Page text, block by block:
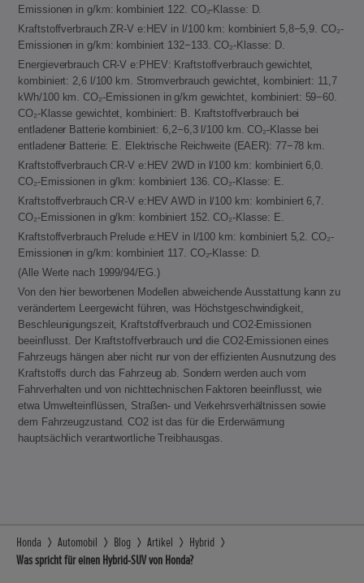
Emissionen in g/km: kombiniert 122. CO₂-Klasse: D.
Kraftstoffverbrauch ZR-V e:HEV in l/100 km: kombiniert 5,8−5,9. CO₂-
Emissionen in g/km: kombiniert 132−133. CO₂-Klasse: D.
Energieverbrauch CR-V e:PHEV: Kraftstoffverbrauch gewichtet,
kombiniert: 2,6 l/100 km. Stromverbrauch gewichtet, kombiniert: 11,7
kWh/100 km. CO₂-Emissionen in g/km gewichtet, kombiniert: 59−60.
CO₂-Klasse gewichtet, kombiniert: B. Kraftstoffverbrauch bei
entladener Batterie kombiniert: 6,2−6,3 l/100 km. CO₂-Klasse bei
entladener Batterie: E. Elektrische Reichweite (EAER): 77−78 km.
Kraftstoffverbrauch CR-V e:HEV 2WD in l/100 km: kombiniert 6,0.
CO₂-Emissionen in g/km: kombiniert 136. CO₂-Klasse: E.
Kraftstoffverbrauch CR-V e:HEV AWD in l/100 km: kombiniert 6,7.
CO₂-Emissionen in g/km: kombiniert 152. CO₂-Klasse: E.
Kraftstoffverbrauch Prelude e:HEV in l/100 km: kombiniert 5,2. CO₂-
Emissionen in g/km: kombiniert 117. CO₂-Klasse: D.
(Alle Werte nach 1999/94/EG.)
Von den hier beworbenen Modellen abweichende Ausstattung kann zu
verändertem Leergewicht führen, was Höchstgeschwindigkeit,
Beschleunigungszeit, Kraftstoffverbrauch und CO2-Emissionen
beeinflusst. Der Kraftstoffverbrauch und die CO2-Emissionen eines
Fahrzeugs hängen aber nicht nur von der effizienten Ausnutzung des
Kraftstoffs durch das Fahrzeug ab. Sondern werden auch vom
Fahrverhalten und von nichttechnischen Faktoren beeinflusst, wie
etwa Umwelteinflüssen, Straßen- und Verkehrsverhältnissen sowie
dem Fahrzeugzustand. CO2 ist das für die Erderwärmung
hauptsächlich verantwortliche Treibhausgas.
Honda Automobil Blog Artikel
Hybrid
Was spricht für einen Hybrid-SUV von Honda?